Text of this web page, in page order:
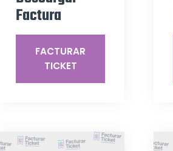
Factura
FACTURAR
TICKET